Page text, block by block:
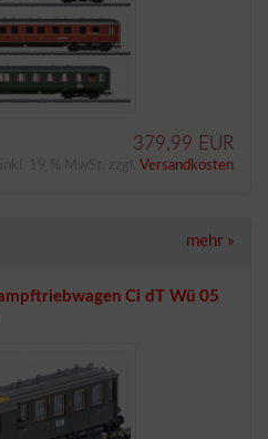
379,99 EUR
Versandkosten
mehr »
Ci dT Wü 05